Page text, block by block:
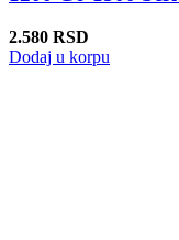
2.580 RSD
Dodaj u korpu